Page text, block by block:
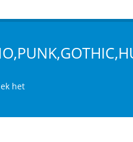
het